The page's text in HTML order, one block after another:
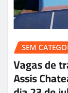
SEM
Vagas de
Assis